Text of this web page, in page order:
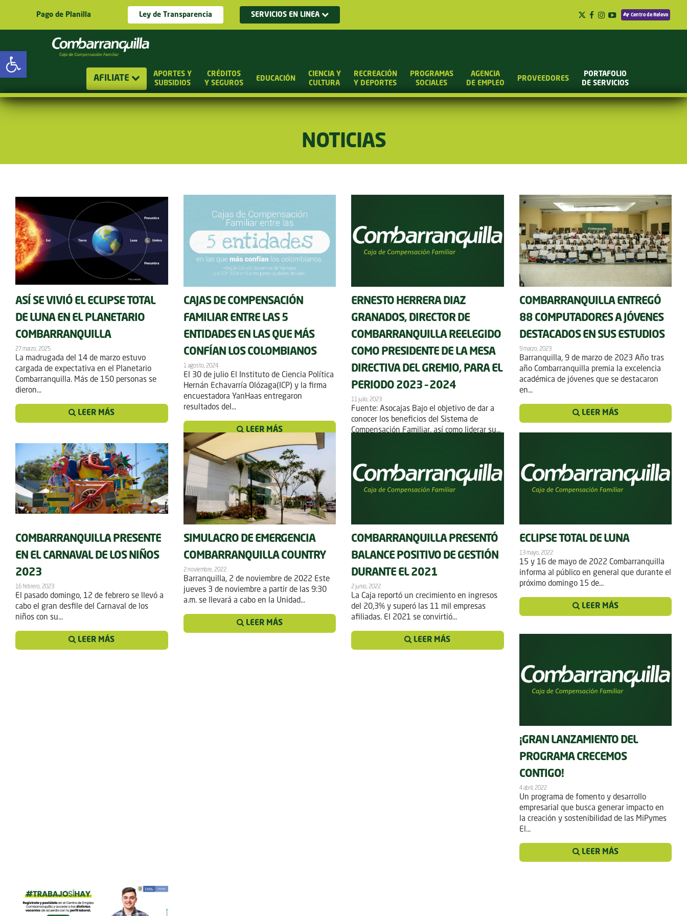
Abrir barra de herramientas
Pago de Planilla Ley de Transparencia SERVICIOS EN LINEA Centro de Relevo
AFILIATE
APORTES Y
SUBSIDIOS
CRÉDITOS
Y SEGUROS
EDUCACIÓN
CIENCIA Y
CULTURA
RECREACIÓN
Y DEPORTES
PROGRAMAS
SOCIALES
AGENCIA
DE EMPLEO
PROVEEDORES
PORTAFOLIO
DE SERVICIOS
NOTICIAS
ASÍ SE VIVIÓ EL ECLIPSE TOTAL
DE LUNA EN EL PLANETARIO
COMBARRANQUILLA
27 marzo, 2025
La madrugada del 14 de marzo estuvo
cargada de expectativa en el Planetario
Combarranquilla. Más de 150 personas se
dieron...
LEER MÁS
CAJAS DE COMPENSACIÓN
FAMILIAR ENTRE LAS 5
ENTIDADES EN LAS QUE MÁS
CONFÍAN LOS COLOMBIANOS
1 agosto, 2024
El 30 de julio El Instituto de Ciencia Política
Hernán Echavarría Olózaga(ICP) y la firma
encuestadora YanHaas entregaron
resultados del...
LEER MÁS
ERNESTO HERRERA DIAZ
GRANADOS, DIRECTOR DE
COMBARRANQUILLA REELEGIDO
COMO PRESIDENTE DE LA MESA
DIRECTIVA DEL GREMIO, PARA EL
PERIODO 2023 – 2024
11 julio, 2023
Fuente: Asocajas Bajo el objetivo de dar a
conocer los beneficios del Sistema de
Compensación Familiar, así como liderar su...
COMBARRANQUILLA ENTREGÓ
88 COMPUTADORES A JÓVENES
DESTACADOS EN SUS ESTUDIOS
9 marzo, 2023
Barranquilla, 9 de marzo de 2023 Año tras
año Combarranquilla premia la excelencia
académica de jóvenes que se destacaron
en...
LEER MÁS
COMBARRANQUILLA PRESENTE
EN EL CARNAVAL DE LOS NIÑOS
2023
16 febrero, 2023
El pasado domingo, 12 de febrero se llevó a
cabo el gran desfile del Carnaval de los
niños con su...
LEER MÁS
SIMULACRO DE EMERGENCIA
COMBARRANQUILLA COUNTRY
2 noviembre, 2022
Barranquilla, 2 de noviembre de 2022 Este
jueves 3 de noviembre a partir de las 9:30
a.m. se llevará a cabo en la Unidad...
LEER MÁS
COMBARRANQUILLA PRESENTÓ
BALANCE POSITIVO DE GESTIÓN
DURANTE EL 2021
2 junio, 2022
La Caja reportó un crecimiento en ingresos
del 20,3% y superó las 11 mil empresas
afiliadas. El 2021 se convirtió...
LEER MÁS
ECLIPSE TOTAL DE LUNA
13 mayo, 2022
15 y 16 de mayo de 2022 Combarranquilla
informa al público en general que durante el
próximo domingo 15 de...
LEER MÁS
¡GRAN LANZAMIENTO DEL
PROGRAMA CRECEMOS
CONTIGO!
4 abril, 2022
Un programa de fomento y desarrollo
empresarial que busca generar impacto en
la creación y sostenibilidad de las MiPymes
El...
LEER MÁS